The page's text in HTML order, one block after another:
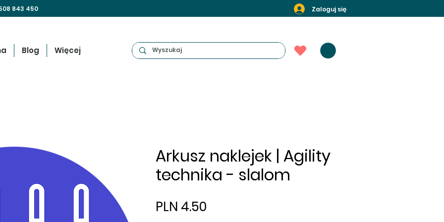
843 450 Zaloguj się
Blog Więcej
Arkusz naklejek | Agility
technika - slalom
PLN 4.50